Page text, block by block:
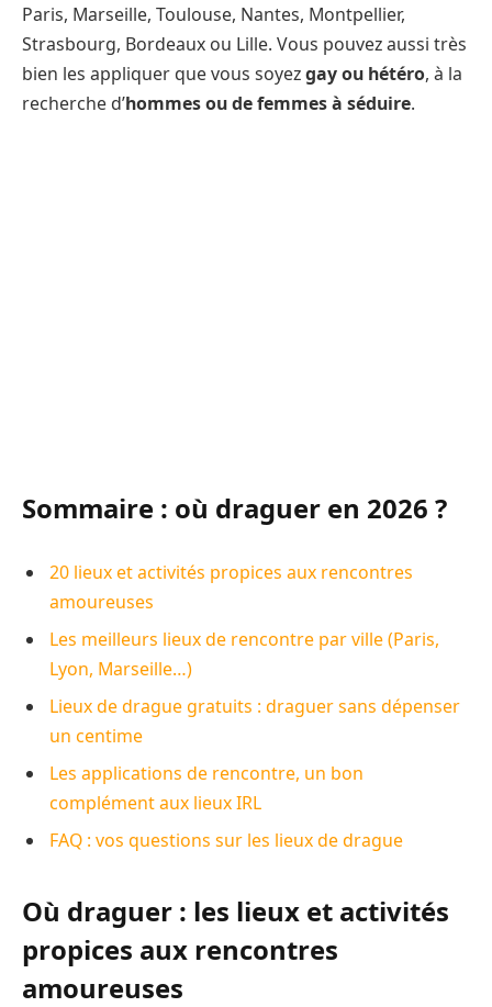
Paris, Marseille, Toulouse, Nantes, Montpellier,
Strasbourg, Bordeaux ou Lille. Vous pouvez aussi très
bien les appliquer que vous soyezgay ou hétéro, à la
recherche d’hommes ou de femmes à séduire.
Sommaire : où draguer en 2026 ?
20 lieux et activités propices aux rencontres
amoureuses
Les meilleurs lieux de rencontre par ville (Paris,
Lyon, Marseille…)
Lieux de drague gratuits : draguer sans dépenser
un centime
Les applications de rencontre, un bon
complément aux lieux IRL
FAQ : vos questions sur les lieux de drague
Où draguer : les lieux et activités
propices aux rencontres
amoureuses